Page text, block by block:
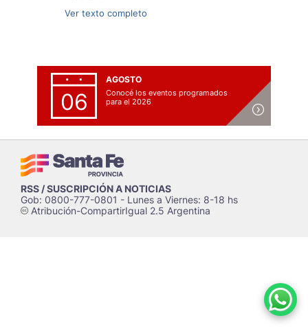
Ver texto completo
06
AGOSTO
Conocé los eventos programados
para el 2026
RSS / SUSCRIPCIÓN A NOTICIAS
Gob: 0800-777-0801 - Lunes a Viernes: 8-18 hs
cAtribución-CompartirIgual 2.5 Argentina